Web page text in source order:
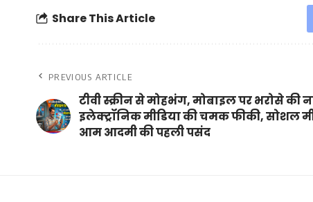
Share This Article
PREVIOUS ARTICLE
टीवी स्क्रीन से मोहभंग, मोबाइल पर भरोसे की
इलेक्ट्रॉनिक मीडिया की चमक फीकी, सोशल
आम आदमी की पहली पसंद